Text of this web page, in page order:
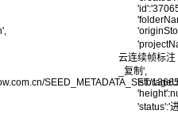
SEED_METADATA_SET/
云连续帧标注
_复制',
'status':'